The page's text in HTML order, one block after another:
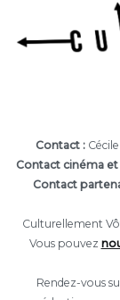
Contact :
Contact cinéma et
Contact
Culturellement
Vous pouvez
Rendez-vous